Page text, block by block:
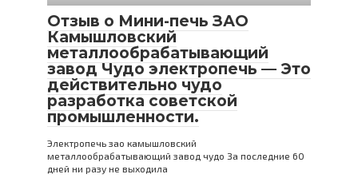
Отзыв о Мини-печь ЗАО
Камышловский
металлообрабатывающий
завод Чудо электропечь — Это
действительно чудо
разработка советской
промышленности.
Электропечь зао камышловский
металлообрабатывающий завод чудо За последние 60
дней ни разу не выходила